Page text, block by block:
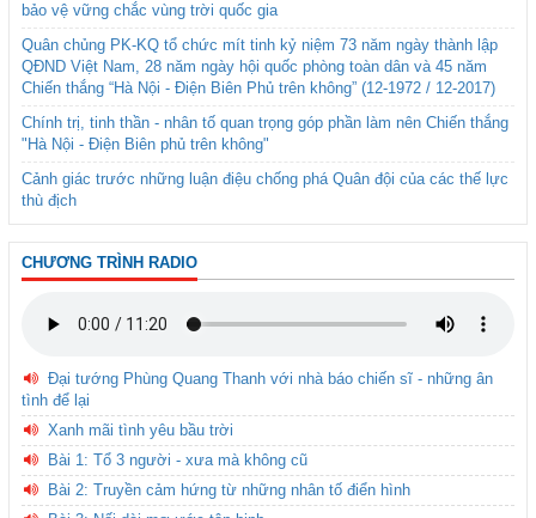
bảo vệ vững chắc vùng trời quốc gia
Quân chủng PK-KQ tổ chức mít tinh kỷ niệm 73 năm ngày thành lập
QĐND Việt Nam, 28 năm ngày hội quốc phòng toàn dân và 45 năm
Chiến thắng “Hà Nội - Điện Biên Phủ trên không” (12-1972 / 12-2017)
Chính trị, tinh thần - nhân tố quan trọng góp phần làm nên Chiến thắng
"Hà Nội - Điện Biên phủ trên không"
Cảnh giác trước những luận điệu chống phá Quân đội của các thế lực
thù địch
CHƯƠNG TRÌNH RADIO
Đại tướng Phùng Quang Thanh với nhà báo chiến sĩ - những ân
tình để lại
Xanh mãi tình yêu bầu trời
Bài 1: Tổ 3 người - xưa mà không cũ
Bài 2: Truyền cảm hứng từ những nhân tố điển hình